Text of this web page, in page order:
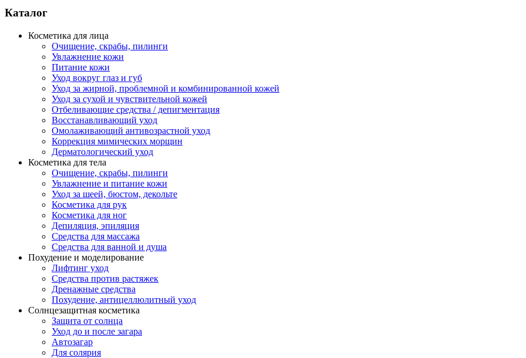
Каталог
Косметика для лица
Очищение, скрабы, пилинги
Увлажнение кожи
Питание кожи
Уход вокруг глаз и губ
Уход за жирной, проблемной и комбинированной кожей
Уход за сухой и чувствительной кожей
Отбеливающие средства / депигментация
Восстанавливающий уход
Омолаживающий антивозрастной уход
Коррекция мимических морщин
Дерматологический уход
Косметика для тела
Очищение, скрабы, пилинги
Увлажнение и питание кожи
Уход за шеей, бюстом, декольте
Косметика для рук
Косметика для ног
Депиляция, эпиляция
Средства для массажа
Средства для ванной и душа
Похудение и моделирование
Лифтинг уход
Средства против растяжек
Дренажные средства
Похудение, антицеллюлитный уход
Солнцезащитная косметика
Защита от солнца
Уход до и после загара
Автозагар
Для солярия